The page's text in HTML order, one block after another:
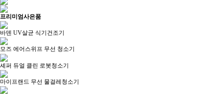
프리미엄사은품
바덴 UV살균 식기건조기
모즈 에어스위프 무선 청소기
셰퍼 듀얼 클린 로봇청소기
마이프랜드 무선 물걸레청소기